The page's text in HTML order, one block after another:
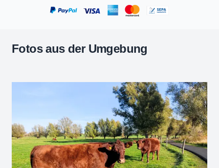
Fotos aus der Umgebung
+